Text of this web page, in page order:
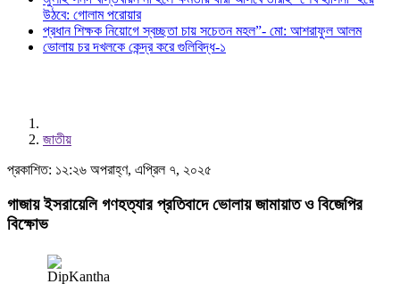
উঠবে: গোলাম পরোয়ার
প্রধান শিক্ষক নিয়োগে স্বচ্ছতা চায় সচেতন মহল”- মো: আশরাফুল আলম
ভোলায় চর দখলকে কেন্দ্র করে গুলিবিদ্ধ-১
জাতীয়
প্রকাশিত: ১২:২৬ অপরাহ্ণ, এপ্রিল ৭, ২০২৫
গাজায় ইসরায়েলি গণহত্যার প্রতিবাদে ভোলায় জামায়াত ও বিজেপির
বিক্ষোভ